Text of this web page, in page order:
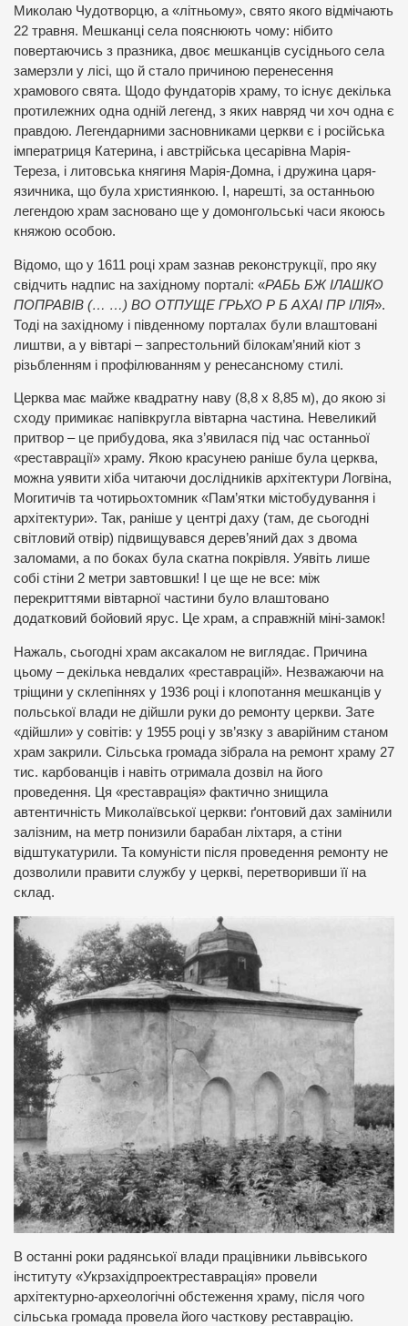
Миколаю Чудотворцю, а «літньому», свято якого відмічають
22 травня. Мешканці села пояснюють чому: нібито
повертаючись з празника, двоє мешканців сусіднього села
замерзли у лісі, що й стало причиною перенесення
храмового свята. Щодо фундаторів храму, то існує декілька
протилежних одна одній легенд, з яких навряд чи хоч одна є
правдою. Легендарними засновниками церкви є і російська
імператриця Катерина, і австрійська цесарівна Марія-
Тереза, і литовська княгиня Марія-Домна, і дружина царя-
язичника, що була християнкою. І, нарешті, за останньою
легендою храм засновано ще у домонгольські часи якоюсь
княжою особою.
Відомо, що у 1611 році храм зазнав реконструкції, про яку
свідчить надпис на західному порталі: «РАБЬ БЖ ІЛАШКО
ПОПРАВІВ (… …) ВО ОТПУЩЕ ГРЬХО Р Б АХАІ ПР ІЛІЯ».
Тоді на західному і південному порталах були влаштовані
лиштви, а у вівтарі – запрестольний білокам’яний кіот з
різьбленням і профілюванням у ренесансному стилі.
Церква має майже квадратну наву (8,8 х 8,85 м), до якою зі
сходу примикає напівкругла вівтарна частина. Невеликий
притвор – це прибудова, яка з’явилася під час останньої
«реставрації» храму. Якою красунею раніше була церква,
можна уявити хіба читаючи дослідників архітектури Логвіна,
Могитичів та чотирьохтомник «Пам’ятки містобудування і
архітектури». Так, раніше у центрі даху (там, де сьогодні
світловий отвір) підвищувався дерев’яний дах з двома
заломами, а по боках була скатна покрівля. Уявіть лише
собі стіни 2 метри завтовшки! І це ще не все: між
перекриттями вівтарної частини було влаштовано
додатковий бойовий ярус. Це храм, а справжній міні-замок!
Нажаль, сьогодні храм аксакалом не виглядає. Причина
цьому – декілька невдалих «реставрацій». Незважаючи на
тріщини у склепіннях у 1936 році і клопотання мешканців у
польської влади не дійшли руки до ремонту церкви. Зате
«дійшли» у совітів: у 1955 році у зв’язку з аварійним станом
храм закрили. Сільська громада зібрала на ремонт храму 27
тис. карбованців і навіть отримала дозвіл на його
проведення. Ця «реставрація» фактично знищила
автентичність Миколаївської церкви: ґонтовий дах замінили
залізним, на метр понизили барабан ліхтаря, а стіни
відштукатурили. Та комуністи після проведення ремонту не
дозволили правити службу у церкві, перетворивши її на
склад.
В останні роки радянської влади працівники львівського
інституту «Укрзахідпроектреставрація» провели
архітектурнo-археологічні обстеження храму, після чого
сільська громада провела його часткову реставрацію.